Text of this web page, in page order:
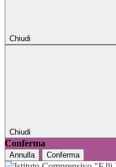
Chiudi
Chiudi
Conferma
Annulla Conferma